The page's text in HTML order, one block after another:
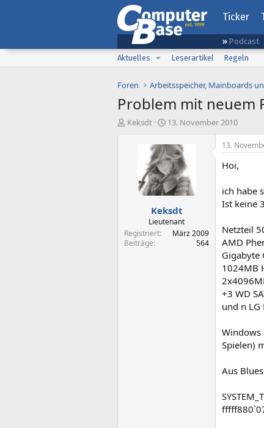
Ticker
Podcast
Aktuelles
Leserartikel Regeln
Foren Arbeitsspeicher, Mainboards
Problem mit neuem
E
Keksdt
E
s
t
e
l
l
t
a
m
13. November 2010
Keksdt
Lieutenant
Registriert
März 2009
Beiträge
564
13.
Hoi,
ich habe
Ist keine
Netzteil
AMD
Gigabyte
1024MB
+3 WD
und n LG
Windows
Spielen)
Aus